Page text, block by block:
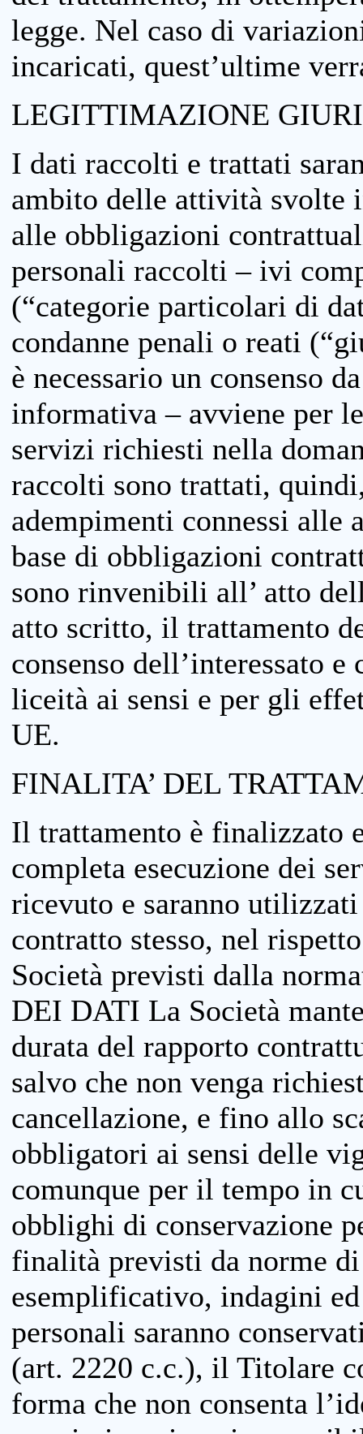
legge. Nel caso di
incaricati, quest’ultime
LEGITTIMAZIONE
I dati raccolti e trattati
ambito delle attività svolte
alle obbligazioni
personali raccolti – ivi
(“categorie particolari di
condanne penali o reati
è necessario un consenso
informativa – avviene per
servizi richiesti nella
raccolti sono trattati,
adempimenti connessi
base di obbligazioni
sono rinvenibili all’ atto
atto scritto, il trattamento
consenso dell’interessato
liceità ai sensi e per gli
UE.
FINALITA’ DEL
Il trattamento è finalizzato
completa esecuzione dei
ricevuto e saranno
contratto stesso, nel
Società previsti dalla
DEI DATI La Società
durata del rapporto
salvo che non venga
cancellazione, e fino allo
obbligatori ai sensi delle
comunque per il tempo in
obblighi di conservazione
finalità previsti da norme
esemplificativo, indagini
personali saranno
(art. 2220 c.c.), il Titolare
forma che non consenta